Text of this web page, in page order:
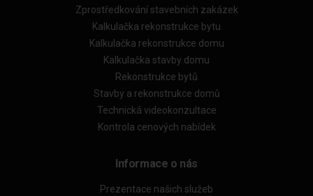
Zprostředkování stavebních zakázek
Kalkulačka rekonstrukce bytu
Kalkulačka rekonstrukce domu
Kalkulačka stavby domu
Rekonstrukce bytů
Stavby a rekonstrukce domů
Technická videokonzultace
Kontrola cenových nabídek
Informace o nás
Prezentace našich služeb